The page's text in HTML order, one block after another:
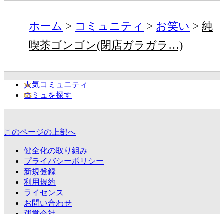
ホーム コミュニティ お笑い
純
喫茶ゴンゴン(閉店ガラガラ…)
人気コミュニティ
コミュを探す
このページの上部へ
健全化の取り組み
プライバシーポリシー
新規登録
利用規約
ライセンス
お問い合わせ